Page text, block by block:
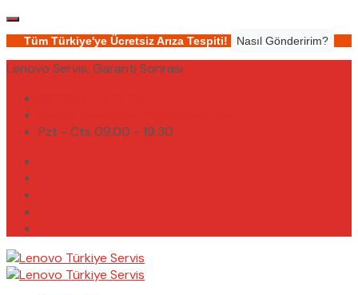
Tüm Türkiye'ye Ücretsiz Arıza Tespiti! Nasıl Gönderirim?
Lenovo Servis, Garanti Sonrası
Pzt - Cts 09.00 - 19.30